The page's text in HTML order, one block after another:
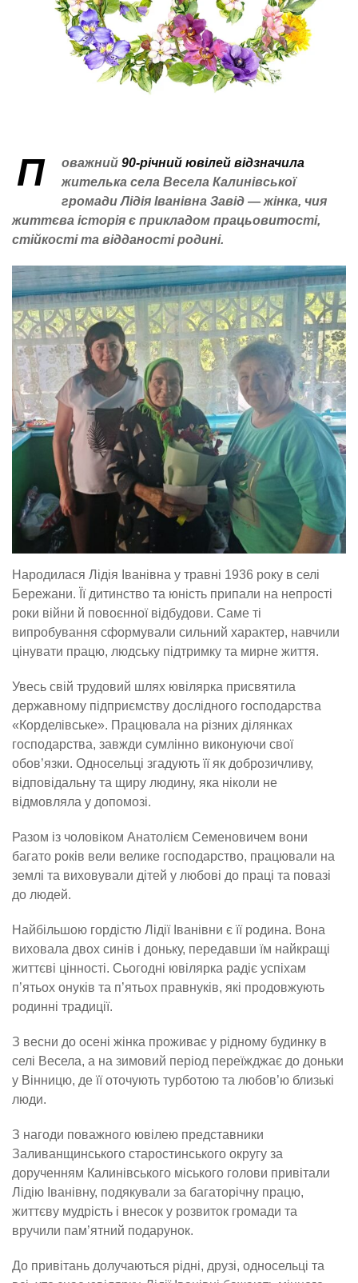
П оважний 90-річний ювілей відзначила
жителька села Весела Калинівської
громади Лідія Іванівна Завід — жінка, чия
життєва історія є прикладом працьовитості,
стійкості та відданості родині.
Народилася Лідія Іванівна у травні 1936 року в селі
Бережани. Її дитинство та юність припали на непрості
роки війни й повоєнної відбудови. Саме ті
випробування сформували сильний характер, навчили
цінувати працю, людську підтримку та мирне життя.
Увесь свій трудовий шлях ювілярка присвятила
державному підприємству дослідного господарства
«Корделівське». Працювала на різних ділянках
господарства, завжди сумлінно виконуючи свої
обов’язки. Односельці згадують її як доброзичливу,
відповідальну та щиру людину, яка ніколи не
відмовляла у допомозі.
Разом із чоловіком Анатолієм Семеновичем вони
багато років вели велике господарство, працювали на
землі та виховували дітей у любові до праці та повазі
до людей.
Найбільшою гордістю Лідії Іванівни є її родина. Вона
виховала двох синів і доньку, передавши їм найкращі
життєві цінності. Сьогодні ювілярка радіє успіхам
п’ятьох онуків та п’ятьох правнуків, які продовжують
родинні традиції.
З весни до осені жінка проживає у рідному будинку в
селі Весела, а на зимовий період переїжджає до доньки
у Вінницю, де її оточують турботою та любов’ю близькі
люди.
З нагоди поважного ювілею представники
Заливанщинського старостинського округу за
дорученням Калинівського міського голови привітали
Лідію Іванівну, подякували за багаторічну працю,
життєву мудрість і внесок у розвиток громади та
вручили пам’ятний подарунок.
До привітань долучаються рідні, друзі, односельці та